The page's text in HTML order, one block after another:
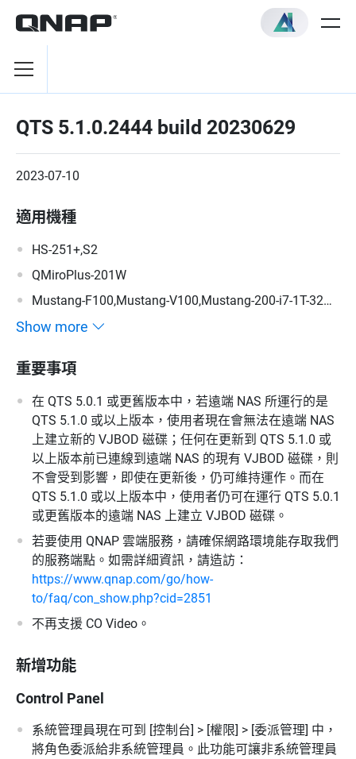
QTS 5.1.0.2444 build 20230629
2023-07-10
適用機種
HS-251+,S2
QMiroPlus-201W
Mustang-F100,Mustang-V100,Mustang-200-i7-1T-32G-
R10,Mustang-200-i5-1T-32G-R10,Mustang-200-C-8G-
Show more
重要事項
在 QTS 5.0.1 或更舊版本中，若遠端 NAS 所運行的是
QTS 5.1.0 或以上版本，使用者現在會無法在遠端 NAS
上建立新的 VJBOD 磁碟；任何在更新到 QTS 5.1.0 或
以上版本前已連線到遠端 NAS 的現有 VJBOD 磁碟，則
不會受到影響，即使在更新後，仍可維持運作。而在
QTS 5.1.0 或以上版本中，使用者仍可在運行 QTS 5.0.1
或更舊版本的遠端 NAS 上建立 VJBOD 磁碟。
若要使用 QNAP 雲端服務，請確保網路環境能存取我們
的服務端點。如需詳細資訊，請造訪：
https://www.qnap.com/go/how-
to/faq/con_show.php?cid=2851
不再支援 CO Video。
新增功能
Control Panel
系統管理員現在可到 [控制台] > [權限] > [委派管理] 中，
將角色委派給非系統管理員。此功能可讓非系統管理員